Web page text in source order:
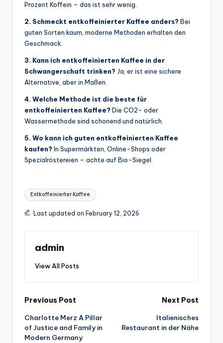
Prozent Koffein – das ist sehr wenig.
2. Schmeckt entkoffeinierter Kaffee anders? Bei
guten Sorten kaum, moderne Methoden erhalten den
Geschmack.
3. Kann ich entkoffeinierten Kaffee in der
Schwangerschaft trinken? Ja, er ist eine sichere
Alternative, aber in Maßen.
4. Welche Methode ist die beste für
entkoffeinierten Kaffee? Die CO2- oder
Wassermethode sind schonend und natürlich.
5. Wo kann ich guten entkoffeinierten Kaffee
kaufen? In Supermärkten, Online-Shops oder
Spezialröstereien – achte auf Bio-Siegel.
Tags:
Entkoffeinierter Kaffee
Last updated on February 12, 2026
admin
View All Posts
Post
navigation
Previous Post
Charlotte Merz A Pillar
of Justice and Family in
Modern Germany
Next Post
Italienisches
Restaurant in der Nähe